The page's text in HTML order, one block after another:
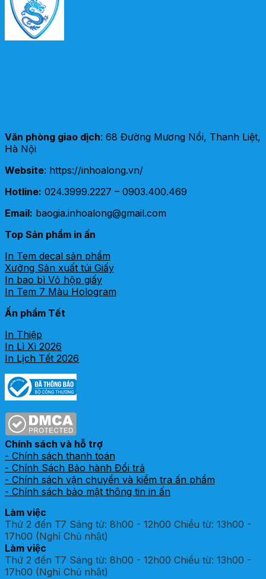
Văn phòng giao dịch: 68 Đường Mương Nổi, Thanh Liệt,
Hà Nội
Website: https://inhoalong.vn/
Hotline: 024.3999.2227 – 0903.400.469
Email: baogia.inhoalong@gmail.com
Top Sản phẩm in ấn
In Tem decal sản phẩm
Xưởng Sản xuất túi Giấy
In bao bì Vỏ hộp giấy
In Tem 7 Màu Hologram
Ấn phẩm Tết
In Thiệp
In Lì Xì 2026
In Lịch Tết 2026
Chính sách và hỗ trợ
- Chính sách thanh toán
- Chính Sách Bảo hành Đổi trả
- Chính sách vận chuyển và kiểm tra ấn phẩm
- Chính sách bảo mật thông tin in ấn
Làm việc
Thứ 2 đến T7 Sáng từ: 8h00 - 12h00 Chiều từ: 13h00 -
17h00 (Nghỉ Chủ nhật)
Làm việc
Thứ 2 đến T7 Sáng từ: 8h00 - 12h00 Chiều từ: 13h00 -
17h00 (Nghỉ Chủ nhật)